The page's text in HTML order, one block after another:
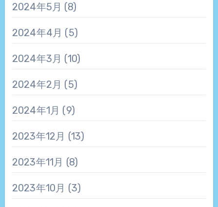
2024年5月 (8)
2024年4月 (5)
2024年3月 (10)
2024年2月 (5)
2024年1月 (9)
2023年12月 (13)
2023年11月 (8)
2023年10月 (3)